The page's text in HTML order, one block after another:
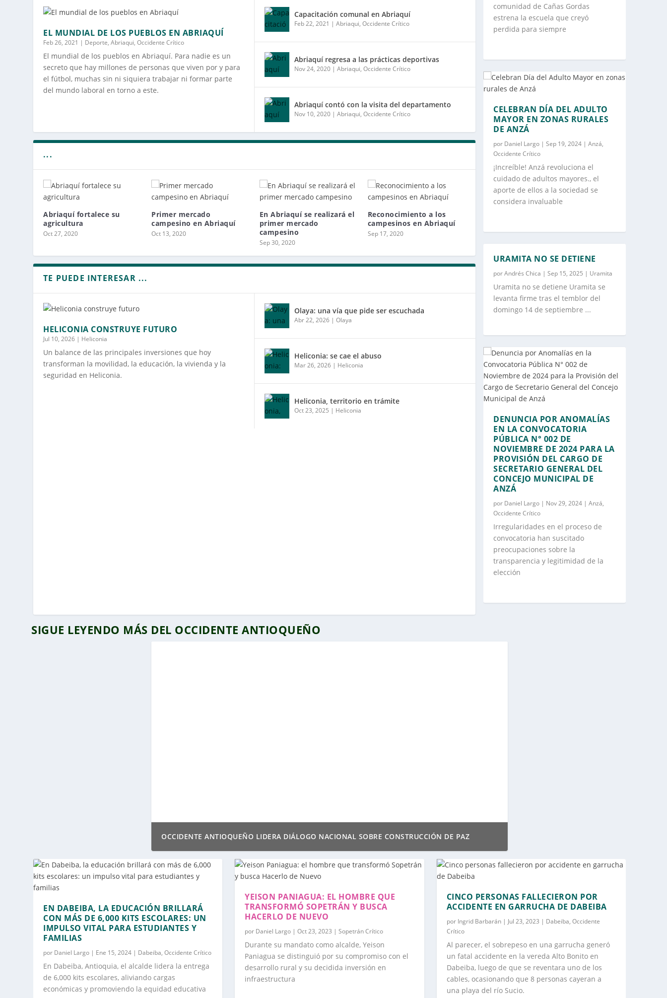
EL MUNDIAL DE LOS PUEBLOS EN ABRIAQUÍ
Feb 26, 2021 | Deporte,Abriaqui,Occidente Crítico
El mundial de los pueblos en Abriaquí. Para nadie es un
secreto que hay millones de personas que viven por y para
el fútbol, muchas sin ni siquiera trabajar ni formar parte
del mundo laboral en torno a este.
Capacitación comunal en Abriaquí
Feb 22, 2021 | Abriaqui, Occidente Crítico
Abriaquí regresa a las prácticas deportivas
Nov 24, 2020| Abriaqui, Occidente Crítico
Abriaquí contó con la visita del departamento
Nov 10, 2020| Abriaqui, Occidente Crítico
...
Abriaquí fortalece su
agricultura
Oct 27, 2020
Primer mercado
campesino en Abriaquí
Oct 13, 2020
En Abriaquí se realizará el
primer mercado
campesino
Sep 30, 2020
Reconocimiento a los
campesinos en Abriaquí
Sep 17, 2020
TE PUEDE INTERESAR ...
HELICONIA CONSTRUYE FUTURO
Jul 10, 2026 | Heliconia
Un balance de las principales inversiones que hoy
transforman la movilidad, la educación, la vivienda y la
seguridad en Heliconia.
Olaya: una vía que pide ser escuchada
Abr 22, 2026| Olaya
Heliconia: se cae el abuso
Mar 26, 2026| Heliconia
Heliconia, territorio en trámite
Oct 23, 2025 | Heliconia
comunidad de Cañas Gordas
estrena la escuela que creyó
perdida para siempre
CELEBRAN DÍA DEL ADULTO
MAYOR EN ZONAS RURALES
DE ANZÁ
por Daniel Largo |Sep 19, 2024 |Anzá,
Occidente Crítico
¡Increíble! Anzá revoluciona el
cuidado de adultos mayores., el
aporte de ellos a la sociedad se
considera invaluable
URAMITA NO SE DETIENE
porAndrés Chica |Sep 15, 2025 | Uramita
Uramita no se detiene Uramita se
levanta firme tras el temblor del
domingo 14 de septiembre ...
DENUNCIA POR ANOMALÍAS
EN LA CONVOCATORIA
PÚBLICA N° 002 DE
NOVIEMBRE DE 2024 PARA LA
PROVISIÓN DEL CARGO DE
SECRETARIO GENERAL DEL
CONCEJO MUNICIPAL DE
ANZÁ
por Daniel Largo | Nov 29, 2024 |Anzá,
Occidente Crítico
Irregularidades en el proceso de
convocatoria han suscitado
preocupaciones sobre la
transparencia y legitimidad de la
elección
SIGUE LEYENDO MÁS DEL OCCIDENTE ANTIOQUEÑO
REÚNE A ACTORES CLAVE EN LA BÚSQUEDA DE SOLUCIONES DURADERAS
EN DABEIBA, LA EDUCACIÓN BRILLARÁ
CON MÁS DE 6,000 KITS ESCOLARES: UN
IMPULSO VITAL PARA ESTUDIANTES Y
FAMILIAS
por Daniel Largo | Ene 15, 2024 | Dabeiba,Occidente Crítico
En Dabeiba, Antioquia, el alcalde lidera la entrega
de 6,000 kits escolares, aliviando cargas
económicas y promoviendo la equidad educativa
YEISON PANIAGUA: EL HOMBRE QUE
TRANSFORMÓ SOPETRÁN Y BUSCA
HACERLO DE NUEVO
por Daniel Largo |Oct 23, 2023 |Sopetrán Crítico
Durante su mandato como alcalde, Yeison
Paniagua se distinguió por su compromiso con el
desarrollo rural y su decidida inversión en
infraestructura
CINCO PERSONAS FALLECIERON POR
ACCIDENTE EN GARRUCHA DE DABEIBA
por Ingrid Barbarán| Jul 23, 2023 | Dabeiba, Occidente
Crítico
Al parecer, el sobrepeso en una garrucha generó
un fatal accidente en la vereda Alto Bonito en
Dabeiba, luego de que se reventara uno de los
cables, ocasionando que 8 personas cayeran a
una playa del río Sucio.